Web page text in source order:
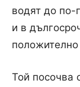
водят до по-
и в
Той посочва